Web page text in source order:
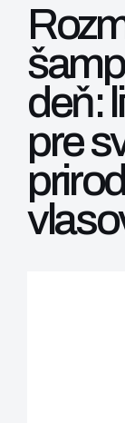
deň:
pre